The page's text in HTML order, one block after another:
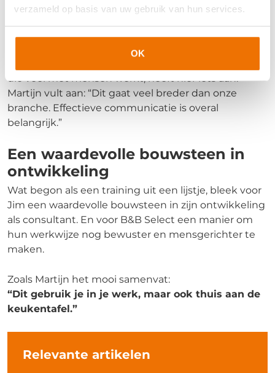
verzameld op basis van uw gebruik van hun services.
OK
Aanbeveling? Absoluut.
Jim: “Deze training zou ik zeker aanraden. Aan
nieuwe collega’s zoals Amber, maar ook aan
die veel met mensen werkt, heeft hier iets aan.”
Martijn vult aan: “Dit gaat veel breder dan onze
branche. Effectieve communicatie is overal
belangrijk.”
Een waardevolle bouwsteen in
ontwikkeling
Wat begon als een training uit een lijstje, bleek voor
Jim een waardevolle bouwsteen in zijn ontwikkeling
als consultant. En voor B&B Select een manier om
hun werkwijze nog bewuster en mensgerichter te
maken.
Zoals Martijn het mooi samenvat:
“Dit gebruik je in je werk, maar ook thuis aan de
keukentafel.”
Relevante artikelen